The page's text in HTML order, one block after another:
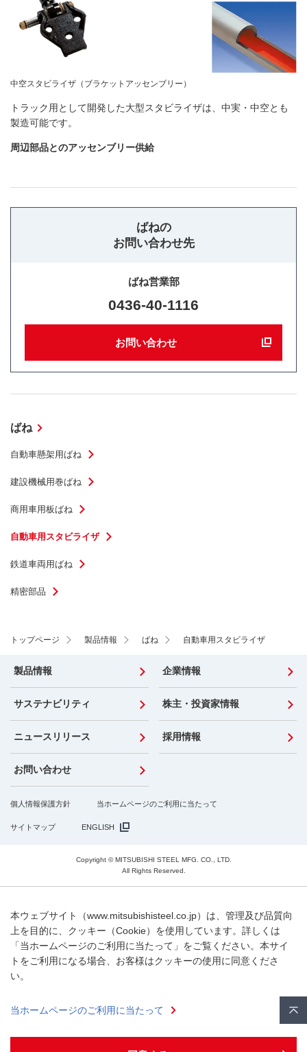
中空スタビライザ（ブラケットアッセンブリー）
トラック用として開発した大型スタビライザは、中実・中空とも
製造可能です。
周辺部品とのアッセンブリー供給
ばねの
お問い合わせ先
ばね営業部
0436-40-1116
お問い合わせ
ばね
自動車懸架用ばね
建設機械用巻ばね
商用車用板ばね
自動車用スタビライザ
鉄道車両用ばね
精密部品
トップページ 製品情報 ばね 自動車用スタビライザ
製品情報 企業情報
サステナビリティ 株主・投資家情報
ニュースリリース 採用情報
お問い合わせ
個人情報保護方針 当ホームページのご利用に当たって
サイトマップ ENGLISH
Copyright © MITSUBISHI STEEL MFG. CO., LTD.
All Rights Reserved.
本ウェブサイト（www.mitsubishisteel.co.jp）は、管理及び品質向
上を目的に、クッキー（Cookie）を使用しています。詳しくは
「当ホームページのご利用に当たって」をご覧ください。本サイ
トをご利用になる場合、お客様はクッキーの使用に同意くださ
い。
当ホームページのご利用に当たって